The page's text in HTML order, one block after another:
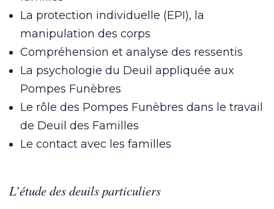
La protection individuelle (EPI), la
manipulation des corps
Compréhension et analyse des ressentis
La psychologie du Deuil appliquée aux
Pompes Funèbres
Le rôle des Pompes Funèbres dans le travail
de Deuil des Familles
Le contact avec les familles
L’étude des deuils particuliers